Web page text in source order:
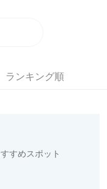
ランキング順
すめスポット